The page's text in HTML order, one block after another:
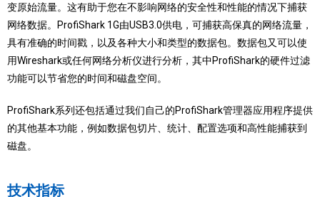
变原始流量。这有助于您在不影响网络的安全性和性能的情况下捕获
网络数据。ProfiShark 1G由USB3.0供电，可捕获高保真的网络流量，
具有准确的时间戳，以及各种大小和类型的数据包。数据包又可以使
用Wireshark或任何网络分析仪进行分析，其中ProfiShark的硬件过滤
功能可以节省您的时间和磁盘空间。
ProfiShark系列还包括通过我们自己的ProfiShark管理器应用程序提供
的其他基本功能，例如数据包切片、统计、配置选项和高性能捕获到
磁盘。
技术指标